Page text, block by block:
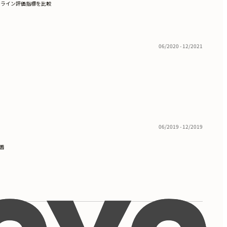
イン評価指標を比較
06/2020 - 12/2021
06/2019 - 12/2019